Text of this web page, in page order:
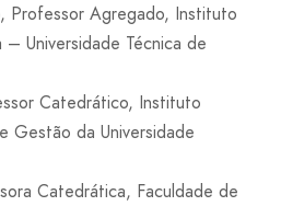
Professor Agregado, Instituto
Universidade Técnica de
Catedrático, Instituto
Gestão da Universidade
Catedrática, Faculdade de